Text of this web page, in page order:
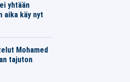
yhtään
aika käy nyt
Mohamed
tajuton